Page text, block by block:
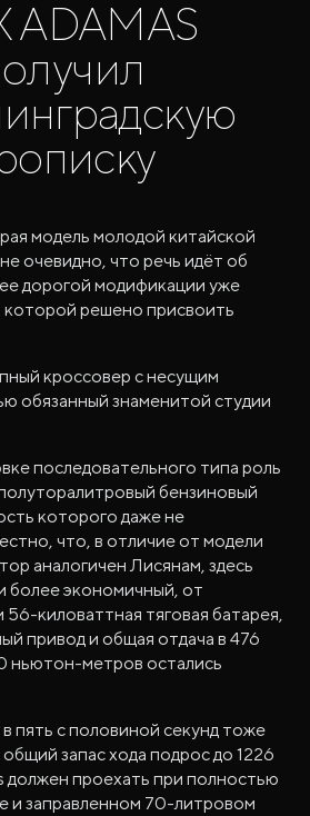
внедорожник
ADAMAS
модель молодой китайской
очевидно, что речь идёт об
дорогой модификации уже
которой решено присвоить
кроссовер с несущим
обязанный знаменитой студии
последовательного типа роль
бензиновый
которого даже не
что, в отличие от модели
аналогичен Лисянам, здесь
более экономичный, от
киловаттная тяговая батарея,
привод и общая отдача в 476
ньютон-метров остались
пять с половиной секунд тоже
запас хода подрос до 1226
должен проехать при полностью
и заправленном 70-литровом